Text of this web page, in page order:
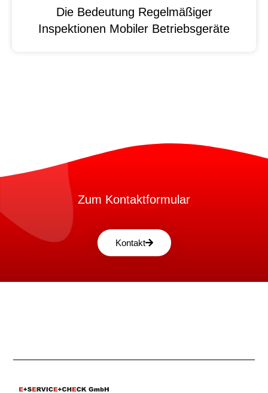
Die Bedeutung Regelmäßiger
Inspektionen Mobiler Betriebsgeräte
Zum Kontaktformular
Kontakt